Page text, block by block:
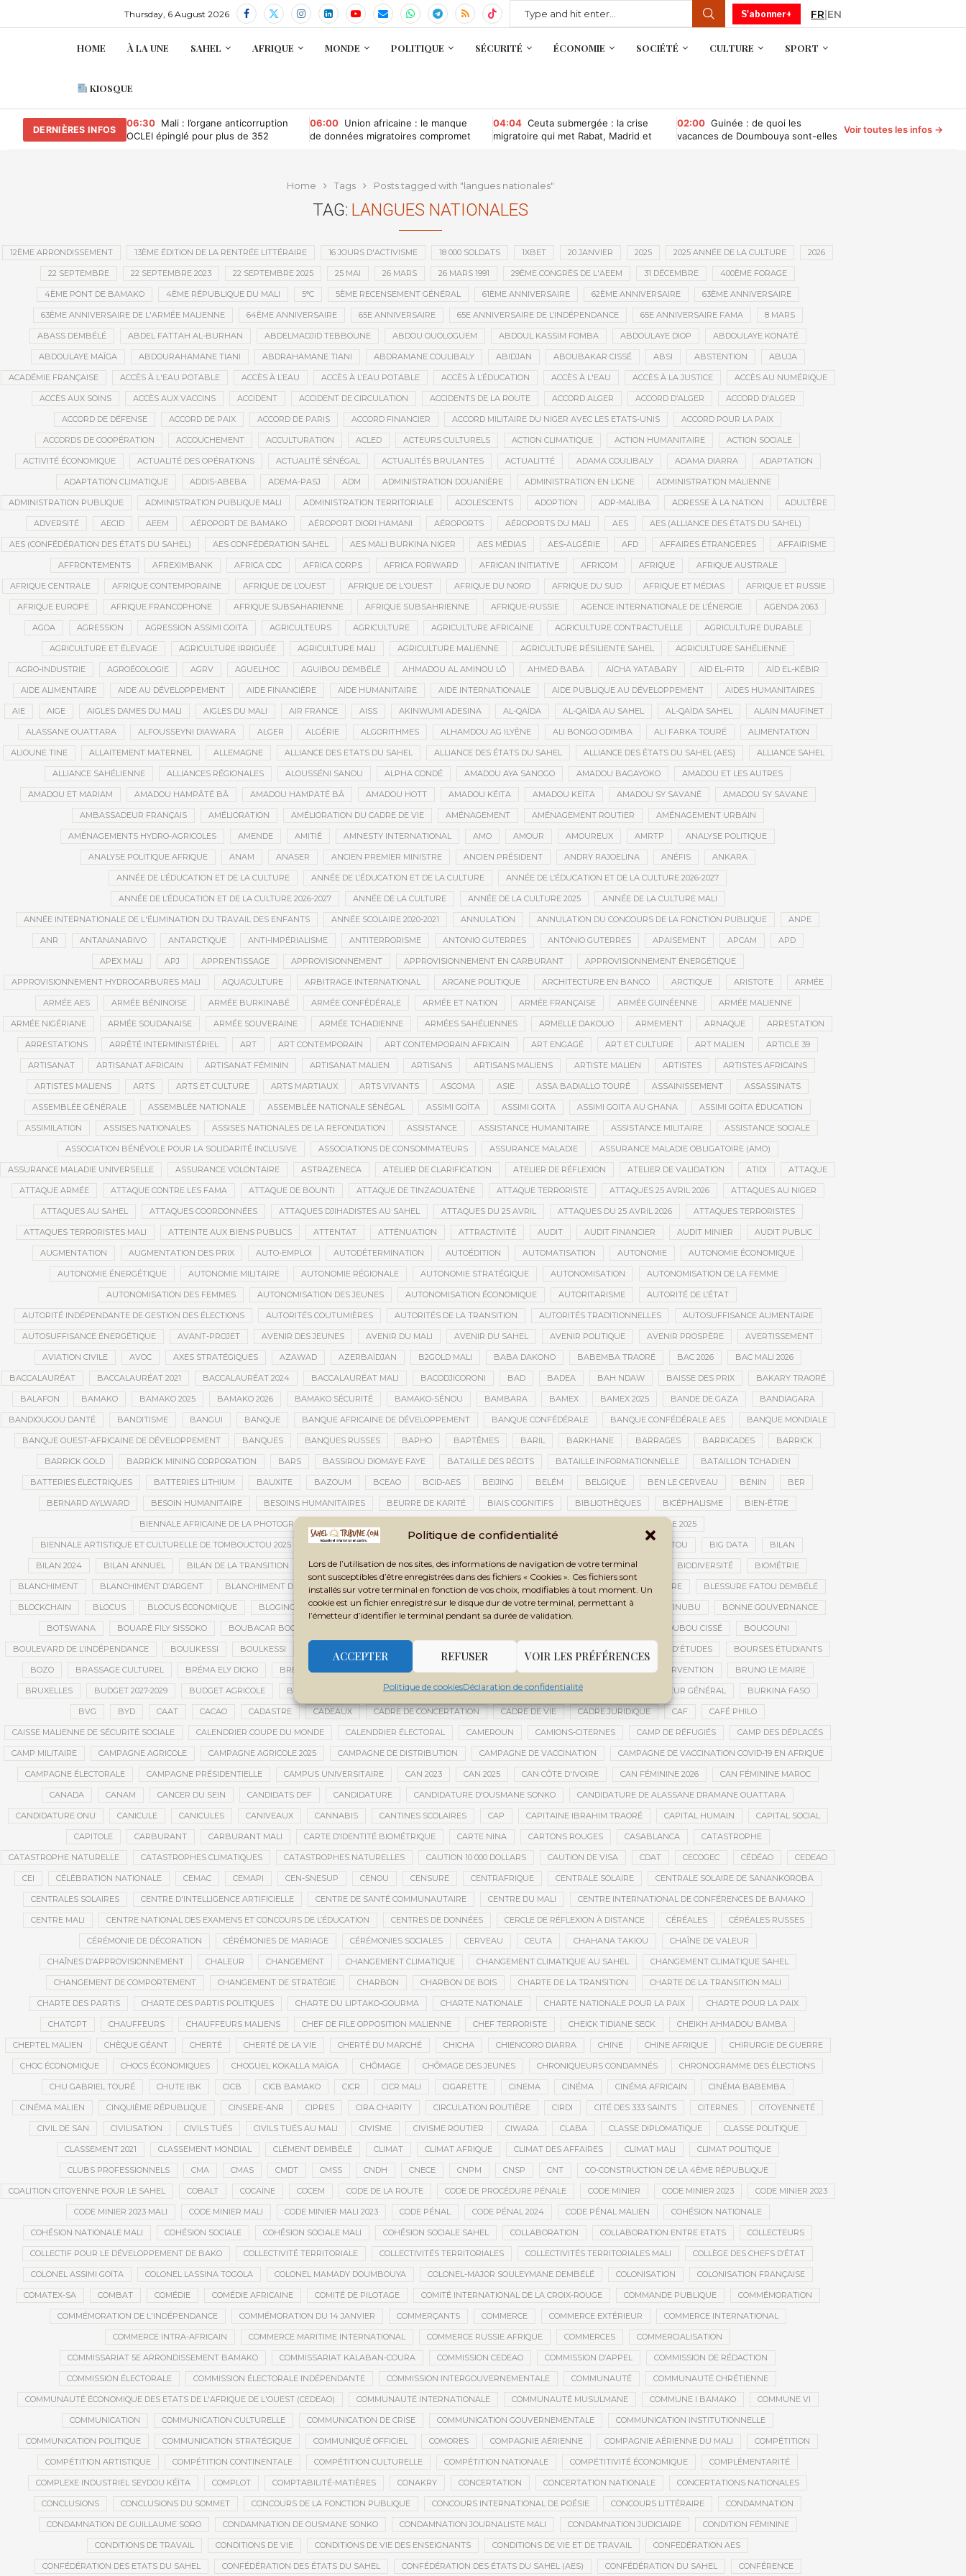
Politique de confidentialité
Lors de l’utilisation de nos sites, des informations de navigation de votre terminal
sont susceptibles d’être enregistrées dans des fichiers « Cookies ». Ces fichiers sont
installés sur votre terminal en fonction de vos choix, modifiables à tout moment. Un
cookie est un fichier enregistré sur le disque dur de votre terminal, permettant à
l’émetteur d’identifier le terminal pendant sa durée de validation.
ACCEPTER REFUSER VOIR LES PRÉFÉRENCES
Politique de cookiesDéclaration de confidentialité
Thursday, 6 August 2026 S'abonner+ FR|EN
HOME À LA UNE SAHEL AFRIQUE MONDE POLITIQUE SÉCURITÉ ÉCONOMIE SOCIÉTÉ CULTURE SPORT
KIOSQUE
DERNIÈRES INFOS
06:30 Mali : l’organe anticorruption
OCLEI épinglé pour plus de 352
06:00 Union africaine : le manque
de données migratoires compromet
04:04 Ceuta submergée : la crise
migratoire qui met Rabat, Madrid et
02:00 Guinée : de quoi les
vacances de Doumbouya sont-elles
Voir toutes les infos →
Home Tags Posts tagged with "langues nationales"
TAG: LANGUES NATIONALES
12ÈME ARRONDISSEMENT 13ÈME ÉDITION DE LA RENTRÉE LITTÉRAIRE 16 JOURS D'ACTIVISME 18 000 SOLDATS 1XBET 20 JANVIER 2025 2025 ANNÉE DE LA CULTURE 2026
22 SEPTEMBRE 22 SEPTEMBRE 2023 22 SEPTEMBRE 2025 25 MAI 26 MARS 26 MARS 1991 29ÈME CONGRÈS DE L'AEEM 31 DÉCEMBRE 400ÈME FORAGE
4ÈME PONT DE BAMAKO 4ÈME RÉPUBLIQUE DU MALI 5°C 5ÈME RECENSEMENT GÉNÉRAL 61ÈME ANNIVERSAIRE 62ÈME ANNIVERSAIRE 63ÈME ANNIVERSAIRE
63ÈME ANNIVERSAIRE DE L'ARMÉE MALIENNE 64ÈME ANNIVERSAIRE 65E ANNIVERSAIRE 65E ANNIVERSAIRE DE L’INDÉPENDANCE 65E ANNIVERSAIRE FAMA 8 MARS
ABASS DEMBÉLÉ ABDEL FATTAH AL-BURHAN ABDELMADJID TEBBOUNE ABDOU OUOLOGUEM ABDOUL KASSIM FOMBA ABDOULAYE DIOP ABDOULAYE KONATÉ
ABDOULAYE MAÏGA ABDOURAHAMANE TIANI ABDRAHAMANE TIANI ABDRAMANE COULIBALY ABIDJAN ABOUBAKAR CISSÉ ABSI ABSTENTION ABUJA
ACADÉMIE FRANÇAISE ACCÈS À L'EAU POTABLE ACCÈS À L’EAU ACCÈS À L’EAU POTABLE ACCÈS À L’ÉDUCATION ACCÈS À L'EAU ACCÈS À LA JUSTICE ACCÈS AU NUMÉRIQUE
ACCÈS AUX SOINS ACCÈS AUX VACCINS ACCIDENT ACCIDENT DE CIRCULATION ACCIDENTS DE LA ROUTE ACCORD ALGER ACCORD D’ALGER ACCORD D'ALGER
ACCORD DE DÉFENSE ACCORD DE PAIX ACCORD DE PARIS ACCORD FINANCIER ACCORD MILITAIRE DU NIGER AVEC LES ETATS-UNIS ACCORD POUR LA PAIX
ACCORDS DE COOPÉRATION ACCOUCHEMENT ACCULTURATION ACLED ACTEURS CULTURELS ACTION CLIMATIQUE ACTION HUMANITAIRE ACTION SOCIALE
ACTIVITÉ ÉCONOMIQUE ACTUALITÉ DES OPÉRATIONS ACTUALITÉ SÉNÉGAL ACTUALITÉS BRULANTES ACTUALITTÉ ADAMA COULIBALY ADAMA DIARRA ADAPTATION
ADAPTATION CLIMATIQUE ADDIS-ABEBA ADEMA-PASJ ADM ADMINISTRATION DOUANIÈRE ADMINISTRATION EN LIGNE ADMINISTRATION MALIENNE
ADMINISTRATION PUBLIQUE ADMINISTRATION PUBLIQUE MALI ADMINISTRATION TERRITORIALE ADOLESCENTS ADOPTION ADP-MALIBA ADRESSE À LA NATION ADULTÈRE
ADVERSITÉ AECID AEEM AÉROPORT DE BAMAKO AÉROPORT DIORI HAMANI AÉROPORTS AÉROPORTS DU MALI AES AES (ALLIANCE DES ÉTATS DU SAHEL)
AES (CONFÉDÉRATION DES ÉTATS DU SAHEL) AES CONFÉDÉRATION SAHEL AES MALI BURKINA NIGER AES MÉDIAS AES-ALGÉRIE AFD AFFAIRES ÉTRANGÈRES AFFAIRISME
AFFRONTEMENTS AFREXIMBANK AFRICA CDC AFRICA CORPS AFRICA FORWARD AFRICAN INITIATIVE AFRICOM AFRIQUE AFRIQUE AUSTRALE
AFRIQUE CENTRALE AFRIQUE CONTEMPORAINE AFRIQUE DE L’OUEST AFRIQUE DE L'OUEST AFRIQUE DU NORD AFRIQUE DU SUD AFRIQUE ET MÉDIAS AFRIQUE ET RUSSIE
AFRIQUE EUROPE AFRIQUE FRANCOPHONE AFRIQUE SUBSAHARIENNE AFRIQUE SUBSAHRIENNE AFRIQUE-RUSSIE AGENCE INTERNATIONALE DE L’ÉNERGIE AGENDA 2063
AGOA AGRESSION AGRESSION ASSIMI GOITA AGRICULTEURS AGRICULTURE AGRICULTURE AFRICAINE AGRICULTURE CONTRACTUELLE AGRICULTURE DURABLE
AGRICULTURE ET ÉLEVAGE AGRICULTURE IRRIGUÉE AGRICULTURE MALI AGRICULTURE MALIENNE AGRICULTURE RÉSILIENTE SAHEL AGRICULTURE SAHÉLIENNE
AGRO-INDUSTRIE AGROÉCOLOGIE AGRV AGUELHOC AGUIBOU DEMBÉLÉ AHMADOU AL AMINOU LÔ AHMED BABA AÏCHA YATABARY AÏD EL-FITR AÏD EL-KÉBIR
AIDE ALIMENTAIRE AIDE AU DÉVELOPPEMENT AIDE FINANCIÈRE AIDE HUMANITAIRE AIDE INTERNATIONALE AIDE PUBLIQUE AU DÉVELOPPEMENT AIDES HUMANITAIRES
AIE AIGE AIGLES DAMES DU MALI AIGLES DU MALI AIR FRANCE AISS AKINWUMI ADESINA AL-QAÏDA AL-QAÏDA AU SAHEL AL-QAÏDA SAHEL ALAIN MAUFINET
ALASSANE OUATTARA ALFOUSSEYNI DIAWARA ALGER ALGÉRIE ALGORITHMES ALHAMDOU AG ILYÈNE ALI BONGO ODIMBA ALI FARKA TOURÉ ALIMENTATION
ALIOUNE TINE ALLAITEMENT MATERNEL ALLEMAGNE ALLIANCE DES ETATS DU SAHEL ALLIANCE DES ÉTATS DU SAHEL ALLIANCE DES ÉTATS DU SAHEL (AES) ALLIANCE SAHEL
ALLIANCE SAHÉLIENNE ALLIANCES RÉGIONALES ALOUSSÉNI SANOU ALPHA CONDÉ AMADOU AYA SANOGO AMADOU BAGAYOKO AMADOU ET LES AUTRES
AMADOU ET MARIAM AMADOU HAMPÂTÉ BÂ AMADOU HAMPATÉ BÂ AMADOU HOTT AMADOU KÉITA AMADOU KEÏTA AMADOU SY SAVANÉ AMADOU SY SAVANE
AMBASSADEUR FRANÇAIS AMÉLIORATION AMÉLIORATION DU CADRE DE VIE AMÉNAGEMENT AMÉNAGEMENT ROUTIER AMÉNAGEMENT URBAIN
AMÉNAGEMENTS HYDRO-AGRICOLES AMENDE AMITIÉ AMNESTY INTERNATIONAL AMO AMOUR AMOUREUX AMRTP ANALYSE POLITIQUE
ANALYSE POLITIQUE AFRIQUE ANAM ANASER ANCIEN PREMIER MINISTRE ANCIEN PRÉSIDENT ANDRY RAJOELINA ANÉFIS ANKARA
ANNÉE DE L’ÉDUCATION ET DE LA CULTURE ANNÉE DE L’ÉDUCATION ET DE LA CULTURE ANNÉE DE L’ÉDUCATION ET DE LA CULTURE 2026-2027
ANNÉE DE L’ÉDUCATION ET DE LA CULTURE 2026-2027 ANNÉE DE LA CULTURE ANNÉE DE LA CULTURE 2025 ANNÉE DE LA CULTURE MALI
ANNÉE INTERNATIONALE DE L'ÉLIMINATION DU TRAVAIL DES ENFANTS ANNÉE SCOLAIRE 2020-2021 ANNULATION ANNULATION DU CONCOURS DE LA FONCTION PUBLIQUE ANPE
ANR ANTANANARIVO ANTARCTIQUE ANTI-IMPÉRIALISME ANTITERRORISME ANTONIO GUTERRES ANTÓNIO GUTERRES APAISEMENT APCAM APD
APEX MALI APJ APPRENTISSAGE APPROVISIONNEMENT APPROVISIONNEMENT EN CARBURANT APPROVISIONNEMENT ÉNERGÉTIQUE
APPROVISIONNEMENT HYDROCARBURES MALI AQUACULTURE ARBITRAGE INTERNATIONAL ARCANE POLITIQUE ARCHITECTURE EN BANCO ARCTIQUE ARISTOTE ARMÉE
ARMÉE AES ARMÉE BÉNINOISE ARMÉE BURKINABÉ ARMÉE CONFÉDÉRALE ARMÉE ET NATION ARMÉE FRANÇAISE ARMÉE GUINÉENNE ARMÉE MALIENNE
ARMÉE NIGÉRIANE ARMÉE SOUDANAISE ARMÉE SOUVERAINE ARMÉE TCHADIENNE ARMÉES SAHÉLIENNES ARMELLE DAKOUO ARMEMENT ARNAQUE ARRESTATION
ARRESTATIONS ARRÊTÉ INTERMINISTÉRIEL ART ART CONTEMPORAIN ART CONTEMPORAIN AFRICAIN ART ENGAGÉ ART ET CULTURE ART MALIEN ARTICLE 39
ARTISANAT ARTISANAT AFRICAIN ARTISANAT FÉMININ ARTISANAT MALIEN ARTISANS ARTISANS MALIENS ARTISTE MALIEN ARTISTES ARTISTES AFRICAINS
ARTISTES MALIENS ARTS ARTS ET CULTURE ARTS MARTIAUX ARTS VIVANTS ASCOMA ASIE ASSA BADIALLO TOURÉ ASSAINISSEMENT ASSASSINATS
ASSEMBLÉE GÉNÉRALE ASSEMBLÉE NATIONALE ASSEMBLÉE NATIONALE SÉNÉGAL ASSIMI GOÏTA ASSIMI GOITA ASSIMI GOITA AU GHANA ASSIMI GOÏTA ÉDUCATION
ASSIMILATION ASSISES NATIONALES ASSISES NATIONALES DE LA REFONDATION ASSISTANCE ASSISTANCE HUMANITAIRE ASSISTANCE MILITAIRE ASSISTANCE SOCIALE
ASSOCIATION BÉNÉVOLE POUR LA SOLIDARITÉ INCLUSIVE ASSOCIATIONS DE CONSOMMATEURS ASSURANCE MALADIE ASSURANCE MALADIE OBLIGATOIRE (AMO)
ASSURANCE MALADIE UNIVERSELLE ASSURANCE VOLONTAIRE ASTRAZENECA ATELIER DE CLARIFICATION ATELIER DE RÉFLEXION ATELIER DE VALIDATION ATIDI ATTAQUE
ATTAQUE ARMÉE ATTAQUE CONTRE LES FAMA ATTAQUE DE BOUNTI ATTAQUE DE TINZAOUATÈNE ATTAQUE TERRORISTE ATTAQUES 25 AVRIL 2026 ATTAQUES AU NIGER
ATTAQUES AU SAHEL ATTAQUES COORDONNÉES ATTAQUES DJIHADISTES AU SAHEL ATTAQUES DU 25 AVRIL ATTAQUES DU 25 AVRIL 2026 ATTAQUES TERRORISTES
ATTAQUES TERRORISTES MALI ATTEINTE AUX BIENS PUBLICS ATTENTAT ATTÉNUATION ATTRACTIVITÉ AUDIT AUDIT FINANCIER AUDIT MINIER AUDIT PUBLIC
AUGMENTATION AUGMENTATION DES PRIX AUTO-EMPLOI AUTODÉTERMINATION AUTOÉDITION AUTOMATISATION AUTONOMIE AUTONOMIE ÉCONOMIQUE
AUTONOMIE ÉNERGÉTIQUE AUTONOMIE MILITAIRE AUTONOMIE RÉGIONALE AUTONOMIE STRATÉGIQUE AUTONOMISATION AUTONOMISATION DE LA FEMME
AUTONOMISATION DES FEMMES AUTONOMISATION DES JEUNES AUTONOMISATION ÉCONOMIQUE AUTORITARISME AUTORITÉ DE L’ÉTAT
AUTORITÉ INDÉPENDANTE DE GESTION DES ÉLECTIONS AUTORITÉS COUTUMIÈRES AUTORITÉS DE LA TRANSITION AUTORITÉS TRADITIONNELLES AUTOSUFFISANCE ALIMENTAIRE
AUTOSUFFISANCE ÉNERGÉTIQUE AVANT-PROJET AVENIR DES JEUNES AVENIR DU MALI AVENIR DU SAHEL AVENIR POLITIQUE AVENIR PROSPÈRE AVERTISSEMENT
AVIATION CIVILE AVOC AXES STRATÉGIQUES AZAWAD AZERBAÏDJAN B2GOLD MALI BABA DAKONO BABEMBA TRAORÉ BAC 2026 BAC MALI 2026
BACCALAURÉAT BACCALAURÉAT 2021 BACCALAURÉAT 2024 BACCALAURÉAT MALI BACODJICORONI BAD BADEA BAH NDAW BAISSE DES PRIX BAKARY TRAORÉ
BALAFON BAMAKO BAMAKO 2025 BAMAKO 2026 BAMAKO SÉCURITÉ BAMAKO-SÉNOU BAMBARA BAMEX BAMEX 2025 BANDE DE GAZA BANDIAGARA
BANDIOUGOU DANTÉ BANDITISME BANGUI BANQUE BANQUE AFRICAINE DE DÉVELOPPEMENT BANQUE CONFÉDÉRALE BANQUE CONFÉDÉRALE AES BANQUE MONDIALE
BANQUE OUEST-AFRICAINE DE DÉVELOPPEMENT BANQUES BANQUES RUSSES BAPHO BAPTÊMES BARIL BARKHANE BARRAGES BARRICADES BARRICK
BARRICK GOLD BARRICK MINING CORPORATION BARS BASSIROU DIOMAYE FAYE BATAILLE DES RÉCITS BATAILLE INFORMATIONNELLE BATAILLON TCHADIEN
BATTERIES ÉLECTRIQUES BATTERIES LITHIUM BAUXITE BAZOUM BCEAO BCID-AES BEIJING BELÉM BELGIQUE BEN LE CERVEAU BÉNIN BER
BERNARD AYLWARD BESOIN HUMANITAIRE BESOINS HUMANITAIRES BEURRE DE KARITÉ BIAIS COGNITIFS BIBLIOTHÈQUES BICÉPHALISME BIEN-ÊTRE
BIENNALE AFRICAINE DE LA PHOTOGRAPHIE BIENNALE ARTISTIQUE ET CULTURELLE 2025
BIENNALE ARTISTIQUE ET CULTURELLE DE TOMBOUCTOU 2025 BIENNALE ARTISTIQUE ET CULTURELLE TOMBOUCTOU 2025 BIENNALE DE TOMBOUCTOU BIG DATA BILAN
BILAN 2024 BILAN ANNUEL BILAN DE LA TRANSITION BILAN DES ACTIVITÉS BILAN ET PERSPECTIVES BILAN HUMAIN BINTOU BIODIVERSITÉ BIOMÉTRIE
BLANCHIMENT BLANCHIMENT D’ARGENT BLANCHIMENT DE CAPITAUX BLASPHÈME BLÉ BLÉ RUSSE BLESSÉS BLESSÉS DE GUERRE BLESSURE FATOU DEMBÉLÉ
BLOCKCHAIN BLOCUS BLOCUS ÉCONOMIQUE BLOGING BNDA BOAD BOBO-DIOULASSO BOGOLAN BOKO HARAM BOLA TINUBU BONNE GOUVERNANCE
BOTSWANA BOUARÉ FILY SISSOKO BOUBACAR BOCOUM BOUBOU CISSÉ BOUGOUNI
BOULEVARD DE L’INDÉPENDANCE BOULIKESSI BOULKESSI BOURSES BOURSES D'ÉTUDES BOURSES ÉTUDIANTS
BOZO BRASSAGE CULTUREL BRÉMA ELY DICKO BRÉSIL BRICE OLIGUI NGUEMA BRICS AFRIQUE BRIGADE MOBILE D’INTERVENTION BRUNO LE MAIRE
BRUXELLES BUDGET 2027-2029 BUDGET AGRICOLE BUDGET DE LA PRÉSIDENCE BUDGET NATIONAL BUMDA BUREAU DU VÉRIFICATEUR GÉNÉRAL BURKINA FASO
BVG BYD CAAT CACAO CADASTRE CADEAUX CADRE DE CONCERTATION CADRE DE VIE CADRE JURIDIQUE CAF CAFÉ PHILO
CAISSE MALIENNE DE SÉCURITÉ SOCIALE CALENDRIER COUPE DU MONDE CALENDRIER ÉLECTORAL CAMEROUN CAMIONS-CITERNES CAMP DE RÉFUGIÉS CAMP DES DÉPLACÉS
CAMP MILITAIRE CAMPAGNE AGRICOLE CAMPAGNE AGRICOLE 2025 CAMPAGNE DE DISTRIBUTION CAMPAGNE DE VACCINATION CAMPAGNE DE VACCINATION COVID-19 EN AFRIQUE
CAMPAGNE ÉLECTORALE CAMPAGNE PRÉSIDENTIELLE CAMPUS UNIVERSITAIRE CAN 2023 CAN 2025 CAN CÔTE D'IVOIRE CAN FÉMININE 2026 CAN FÉMININE MAROC
CANADA CANAM CANCER DU SEIN CANDIDATS DEF CANDIDATURE CANDIDATURE D'OUSMANE SONKO CANDIDATURE DE ALASSANE DRAMANE OUATTARA
CANDIDATURE ONU CANICULE CANICULES CANIVEAUX CANNABIS CANTINES SCOLAIRES CAP CAPITAINE IBRAHIM TRAORÉ CAPITAL HUMAIN CAPITAL SOCIAL
CAPITOLE CARBURANT CARBURANT MALI CARTE D’IDENTITÉ BIOMÉTRIQUE CARTE NINA CARTONS ROUGES CASABLANCA CATASTROPHE
CATASTROPHE NATURELLE CATASTROPHES CLIMATIQUES CATASTROPHES NATURELLES CAUTION 10 000 DOLLARS CAUTION DE VISA CDAT CECOGEC CÉDÉAO CEDEAO
CEI CÉLÉBRATION NATIONALE CEMAC CEMAPI CEN-SNESUP CENOU CENSURE CENTRAFRIQUE CENTRALE SOLAIRE CENTRALE SOLAIRE DE SANANKOROBA
CENTRALES SOLAIRES CENTRE D'INTELLIGENCE ARTIFICIELLE CENTRE DE SANTÉ COMMUNAUTAIRE CENTRE DU MALI CENTRE INTERNATIONAL DE CONFÉRENCES DE BAMAKO
CENTRE MALI CENTRE NATIONAL DES EXAMENS ET CONCOURS DE L’ÉDUCATION CENTRES DE DONNÉES CERCLE DE RÉFLEXION À DISTANCE CÉRÉALES CÉRÉALES RUSSES
CÉRÉMONIE DE DÉCORATION CÉRÉMONIES DE MARIAGE CÉRÉMONIES SOCIALES CERVEAU CEUTA CHAHANA TAKIOU CHAÎNE DE VALEUR
CHAÎNES D’APPROVISIONNEMENT CHALEUR CHANGEMENT CHANGEMENT CLIMATIQUE CHANGEMENT CLIMATIQUE AU SAHEL CHANGEMENT CLIMATIQUE SAHEL
CHANGEMENT DE COMPORTEMENT CHANGEMENT DE STRATÉGIE CHARBON CHARBON DE BOIS CHARTE DE LA TRANSITION CHARTE DE LA TRANSITION MALI
CHARTE DES PARTIS CHARTE DES PARTIS POLITIQUES CHARTE DU LIPTAKO-GOURMA CHARTE NATIONALE CHARTE NATIONALE POUR LA PAIX CHARTE POUR LA PAIX
CHATGPT CHAUFFEURS CHAUFFEURS MALIENS CHEF DE FILE OPPOSITION MALIENNE CHEF TERRORISTE CHEICK TIDIANE SECK CHEIKH AHMADOU BAMBA
CHEPTEL MALIEN CHÈQUE GÉANT CHERTÉ CHERTÉ DE LA VIE CHERTÉ DU MARCHÉ CHICHA CHIENCORO DIARRA CHINE CHINE AFRIQUE CHIRURGIE DE GUERRE
CHOC ÉCONOMIQUE CHOCS ÉCONOMIQUES CHOGUEL KOKALLA MAÏGA CHÔMAGE CHÔMAGE DES JEUNES CHRONIQUEURS CONDAMNÉS CHRONOGRAMME DES ÉLECTIONS
CHU GABRIEL TOURÉ CHUTE IBK CICB CICB BAMAKO CICR CICR MALI CIGARETTE CINEMA CINÉMA CINÉMA AFRICAIN CINÉMA BABEMBA
CINÉMA MALIEN CINQUIÈME RÉPUBLIQUE CINSERE-ANR CIPRES CIRA CHARITY CIRCULATION ROUTIÈRE CIRDI CITÉ DES 333 SAINTS CITERNES CITOYENNETÉ
CIVIL DE SAN CIVILISATION CIVILS TUÉS CIVILS TUÉS AU MALI CIVISME CIVISME ROUTIER CIWARA CLABA CLASSE DIPLOMATIQUE CLASSE POLITIQUE
CLASSEMENT 2021 CLASSEMENT MONDIAL CLÉMENT DEMBÉLÉ CLIMAT CLIMAT AFRIQUE CLIMAT DES AFFAIRES CLIMAT MALI CLIMAT POLITIQUE
CLUBS PROFESSIONNELS CMA CMAS CMDT CMSS CNDH CNECE CNPM CNSP CNT CO-CONSTRUCTION DE LA 4ÈME RÉPUBLIQUE
COALITION CITOYENNE POUR LE SAHEL COBALT COCAÏNE COCEM CODE DE LA ROUTE CODE DE PROCÉDURE PÉNALE CODE MINIER CODE MINIER 2023 CODE MINIER 2023
CODE MINIER 2023 MALI CODE MINIER MALI CODE MINIER MALI 2023 CODE PÉNAL CODE PÉNAL 2024 CODE PÉNAL MALIEN COHÉSION NATIONALE
COHÉSION NATIONALE MALI COHÉSION SOCIALE COHÉSION SOCIALE MALI COHÉSION SOCIALE SAHEL COLLABORATION COLLABORATION ENTRE ETATS COLLECTEURS
COLLECTIF POUR LE DÉVELOPPEMENT DE BAKO COLLECTIVITÉ TERRITORIALE COLLECTIVITÉS TERRITORIALES COLLECTIVITÉS TERRITORIALES MALI COLLÈGE DES CHEFS D’ÉTAT
COLONEL ASSIMI GOÏTA COLONEL LASSINA TOGOLA COLONEL MAMADY DOUMBOUYA COLONEL-MAJOR SOULEYMANE DEMBÉLÉ COLONISATION COLONISATION FRANÇAISE
COMATEX-SA COMBAT COMÉDIE COMÉDIE AFRICAINE COMITÉ DE PILOTAGE COMITÉ INTERNATIONAL DE LA CROIX-ROUGE COMMANDE PUBLIQUE COMMÉMORATION
COMMÉMORATION DE L'INDÉPENDANCE COMMÉMORATION DU 14 JANVIER COMMERÇANTS COMMERCE COMMERCE EXTÉRIEUR COMMERCE INTERNATIONAL
COMMERCE INTRA-AFRICAIN COMMERCE MARITIME INTERNATIONAL COMMERCE RUSSIE AFRIQUE COMMERCES COMMERCIALISATION
COMMISSARIAT 5E ARRONDISSEMENT BAMAKO COMMISSARIAT KALABAN-COURA COMMISSION CEDEAO COMMISSION D’APPEL COMMISSION DE RÉDACTION
COMMISSION ÉLECTORALE COMMISSION ÉLECTORALE INDÉPENDANTE COMMISSION INTERGOUVERNEMENTALE COMMUNAUTÉ COMMUNAUTÉ CHRÉTIENNE
COMMUNAUTÉ ÉCONOMIQUE DES ETATS DE L'AFRIQUE DE L'OUEST (CEDEAO) COMMUNAUTÉ INTERNATIONALE COMMUNAUTÉ MUSULMANE COMMUNE I BAMAKO COMMUNE VI
COMMUNICATION COMMUNICATION CULTURELLE COMMUNICATION DE CRISE COMMUNICATION GOUVERNEMENTALE COMMUNICATION INSTITUTIONNELLE
COMMUNICATION POLITIQUE COMMUNICATION STRATÉGIQUE COMMUNIQUÉ OFFICIEL COMORES COMPAGNIE AÉRIENNE COMPAGNIE AÉRIENNE DU MALI COMPÉTITION
COMPÉTITION ARTISTIQUE COMPÉTITION CONTINENTALE COMPÉTITION CULTURELLE COMPÉTITION NATIONALE COMPÉTITIVITÉ ÉCONOMIQUE COMPLÉMENTARITÉ
COMPLEXE INDUSTRIEL SEYDOU KÉÏTA COMPLOT COMPTABILITÉ-MATIÈRES CONAKRY CONCERTATION CONCERTATION NATIONALE CONCERTATIONS NATIONALES
CONCLUSIONS CONCLUSIONS DU SOMMET CONCOURS DE LA FONCTION PUBLIQUE CONCOURS INTERNATIONAL DE POÉSIE CONCOURS LITTÉRAIRE CONDAMNATION
CONDAMNATION DE GUILLAUME SORO CONDAMNATION DE OUSMANE SONKO CONDAMNATION JOURNALISTE MALI CONDAMNATION JUDICIAIRE CONDITION FÉMININE
CONDITIONS DE TRAVAIL CONDITIONS DE VIE CONDITIONS DE VIE DES ENSEIGNANTS CONDITIONS DE VIE ET DE TRAVAIL CONFÉDÉRATION AES
CONFÉDÉRATION DES ETATS DU SAHEL CONFÉDÉRATION DES ÉTATS DU SAHEL CONFÉDÉRATION DES ÉTATS DU SAHEL (AES) CONFÉDÉRATION DU SAHEL CONFÉRENCE